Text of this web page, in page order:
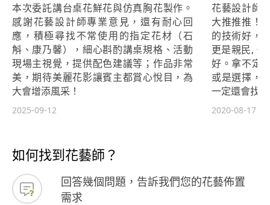
本次委託講台桌花鮮花與仿真胸花製作。
感謝花藝設計師專業意見，還有耐心回
應，積極尋找不常使用的指定花材（石
斛、康乃馨），細心斟酌講桌規格、活動
現場主視覺，提供配色建議等；作品非常
美，期待美麗花影讓賓主都賞心悅目，為
大會增添風采！
2025-09-12
花藝設計師
大推推推！
的技術好，
更是親民,。
好。拿不定
或是選擇，
一定還會找
2020-08-17
如何找到花藝師？
回答幾個問題，告訴我們您的花藝佈置
需求